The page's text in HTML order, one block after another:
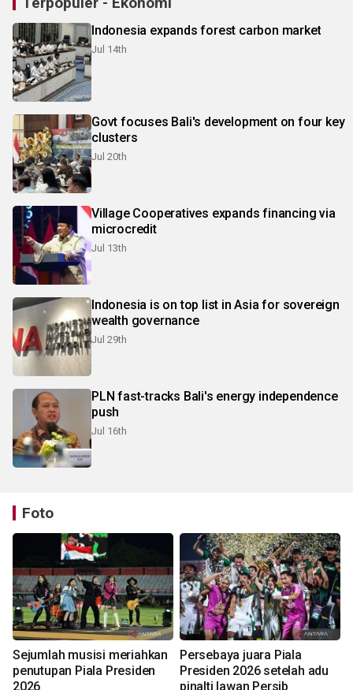
Indonesia expands forest carbon market
Jul 14th
Govt focuses Bali's development on four key
clusters
Jul 20th
Village Cooperatives expands financing via
microcredit
Jul 13th
Indonesia is on top list in Asia for sovereign
wealth governance
Jul 29th
PLN fast-tracks Bali's energy independence
push
Jul 16th
Foto
Sejumlah musisi meriahkan
penutupan Piala Presiden
2026
Persebaya juara Piala
Presiden 2026 setelah adu
pinalti lawan Persib